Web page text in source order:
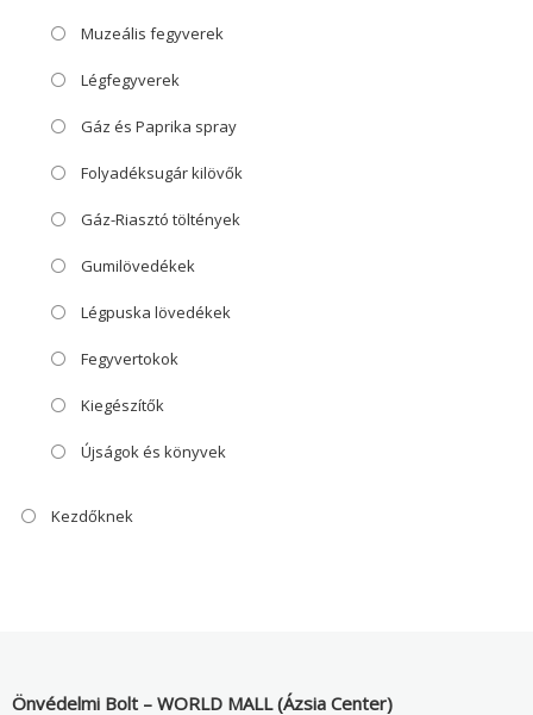
Muzeális fegyverek
Légfegyverek
Gáz és Paprika spray
Folyadéksugár kilövők
Gáz-Riasztó töltények
Gumilövedékek
Légpuska lövedékek
Fegyvertokok
Kiegészítők
Újságok és könyvek
Kezdőknek
Önvédelmi Bolt – WORLD MALL (Ázsia Center)